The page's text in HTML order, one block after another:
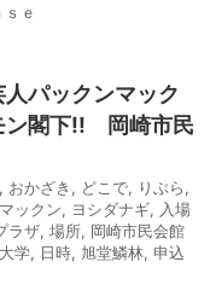
ｅ
パックンマック
ン閣下!! 岡崎市民
, おかざき , どこで, りぶら,
ックン, ヨシダナギ, 入場
ラザ, 場所, 岡崎市民会館
学, 日時, 旭堂鱗林, 申込